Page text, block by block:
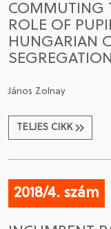
COMMUTING
ROLE OF
HUNGARIAN
János Zolnay
TELJES CIKK
2018/4. szám